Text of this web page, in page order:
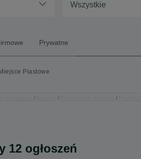
Wszystkie
Prywatne
Piastowe
12 ogłoszeń